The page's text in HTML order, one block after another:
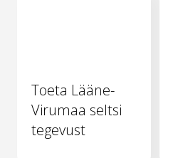
Toeta Lääne-
Virumaa seltsi
tegevust